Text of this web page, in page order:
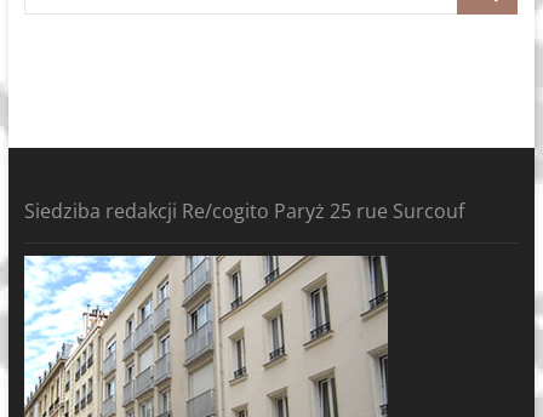
Siedziba redakcji Re/cogito Paryż 25 rue Surcouf